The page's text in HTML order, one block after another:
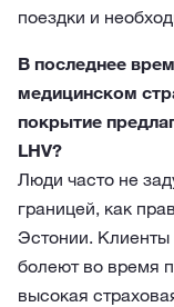
поездки и
В последнее
медицинском
покрытие
LHV?
Люди часто не
границей, как
Эстонии. Клиенты
болеют во время
высокая